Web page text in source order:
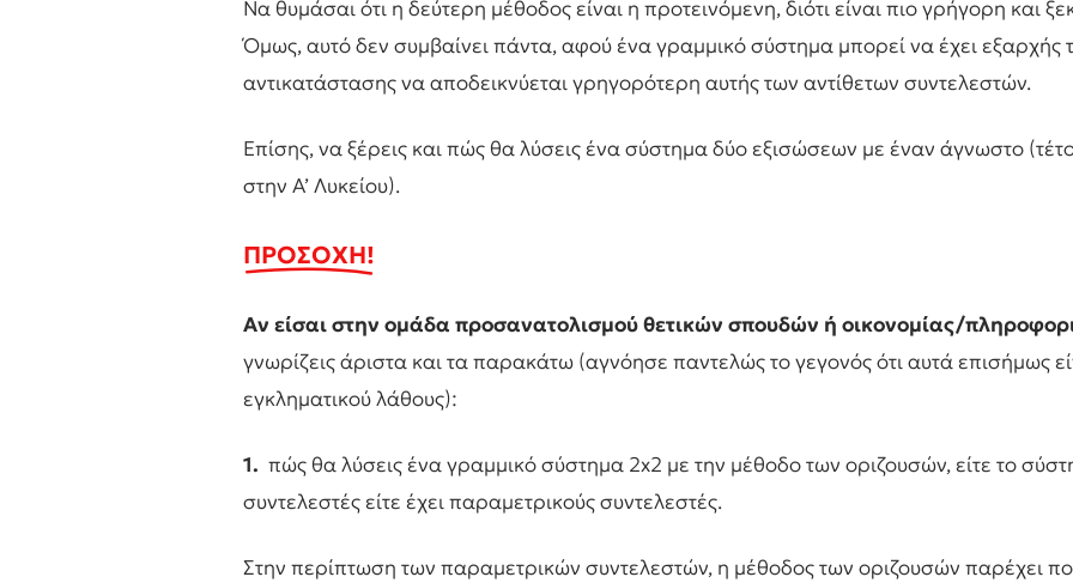
Να θυμάσαι ότι η δεύτερη μέθοδος είναι η προτεινόμενη, διότι είναι πιο γρήγορη και
Όμως, αυτό δεν συμβαίνει πάντα, αφού ένα γραμμικό σύστημα μπορεί να έχει εξαρχής
αντικατάστασης να αποδεικνύεται γρηγορότερη αυτής των αντίθετων συντελεστών.
Επίσης, να ξέρεις και πώς θα λύσεις ένα σύστημα δύο εξισώσεων με έναν άγνωστο
στην Α’ Λυκείου).
ΠΡΟΣΟΧΗ!
Αν είσαι στην ομάδα προσανατολισμού θετικών σπουδών ή οικονομίας/
γνωρίζεις άριστα και τα παρακάτω (αγνόησε παντελώς το γεγονός ότι αυτά επισήμως
εγκληματικού λάθους):
1. πώς θα λύσεις ένα γραμμικό σύστημα 2x2 με την μέθοδο των οριζουσών, είτε το
συντελεστές είτε έχει παραμετρικούς συντελεστές.
Στην περίπτωση των παραμετρικών συντελεστών, η μέθοδος των οριζουσών παρέχει